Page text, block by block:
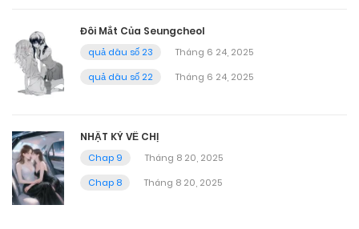
Đôi Mắt Của Seungcheol
quả dâu số 23
Tháng 6 24, 2025
quả dâu số 22
Tháng 6 24, 2025
NHẬT KÝ VỀ CHỊ
Chap 9
Tháng 8 20, 2025
Chap 8
Tháng 8 20, 2025